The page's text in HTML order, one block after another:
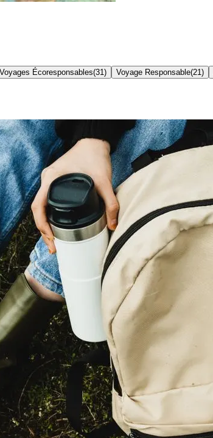
Voyages Écoresponsables(31 ) Voyage Responsable(21 )